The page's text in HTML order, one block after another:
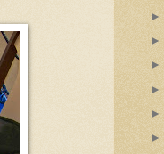
►
►
►
►
►
►